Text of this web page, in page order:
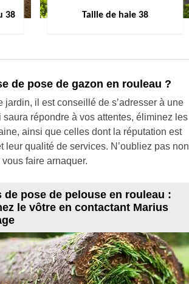
38 Taille de haie 38
de pose de gazon en rouleau ?
il est conseillé de s’adresser à une
répondre à vos attentes, éliminez les
ainsi que celles dont la réputation est
qualité de services. N’oubliez pas non
faire arnaquer.
de pose de pelouse en rouleau :
le vôtre en contactant Marius